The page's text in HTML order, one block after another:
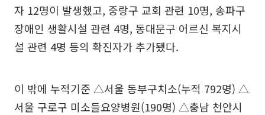
자 12명이 발생했고, 중랑구 교회 관련 10명, 송파구
장애인 생활시설 관련 4명, 동대문구 어르신 복지시
설 관련 4명 등의 확진자가 추가됐다.
이 밖에 누적기준 △서울 동부구치소(누적 792명) △
서울 구로구 미소들요양병원(190명) △충남 천안시